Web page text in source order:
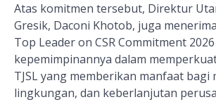
Atas komitmen tersebut, Direktur
Gresik, Daconi Khotob, juga
Top Leader on CSR Commitment
kepemimpinannya dalam
TJSL yang memberikan manfaat bagi
lingkungan, dan keberlanjutan